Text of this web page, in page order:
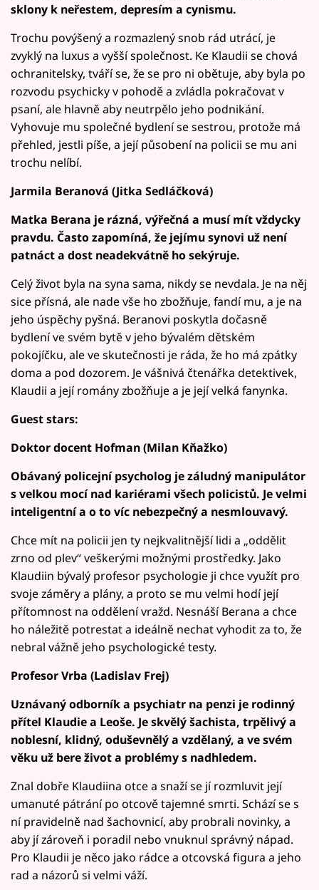
sklony k neřestem, depresím a cynismu.
Trochu povýšený a rozmazlený snob rád utrácí, je
zvyklý na luxus a vyšší společnost. Ke Klaudii se chová
ochranitelsky, tváří se, že se pro ni obětuje, aby byla po
rozvodu psychicky v pohodě a zvládla pokračovat v
psaní, ale hlavně aby neutrpělo jeho podnikání.
Vyhovuje mu společné bydlení se sestrou, protože má
přehled, jestli píše, a její působení na policii se mu ani
trochu nelíbí.
Jarmila Beranová (Jitka Sedláčková)
Matka Berana je rázná, výřečná a musí mít vždycky
pravdu. Často zapomíná, že jejímu synovi už není
patnáct a dost neadekvátně ho sekýruje.
Celý život byla na syna sama, nikdy se nevdala. Je na něj
sice přísná, ale nade vše ho zbožňuje, fandí mu, a je na
jeho úspěchy pyšná. Beranovi poskytla dočasně
bydlení ve svém bytě v jeho bývalém dětském
pokojíčku, ale ve skutečnosti je ráda, že ho má zpátky
doma a pod dozorem. Je vášnivá čtenářka detektivek,
Klaudii a její romány zbožňuje a je její velká fanynka.
Guest stars:
Doktor docent Hofman (Milan Kňažko)
Obávaný policejní psycholog je záludný manipulátor
s velkou mocí nad kariérami všech policistů. Je velmi
inteligentní a o to víc nebezpečný a nesmlouvavý.
Chce mít na policii jen ty nejkvalitnější lidi a „oddělit
zrno od plev“ veškerými možnými prostředky. Jako
Klaudiin bývalý profesor psychologie ji chce využít pro
svoje záměry a plány, a proto se mu velmi hodí její
přítomnost na oddělení vražd. Nesnáší Berana a chce
ho náležitě potrestat a ideálně nechat vyhodit za to, že
nebral vážně jeho psychologické testy.
Profesor Vrba (Ladislav Frej)
Uznávaný odborník a psychiatr na penzi je rodinný
přítel Klaudie a Leoše. Je skvělý šachista, trpělivý a
noblesní, klidný, oduševnělý a vzdělaný, a ve svém
věku už bere život a problémy s nadhledem.
Znal dobře Klaudiina otce a snaží se jí rozmluvit její
umanuté pátrání po otcově tajemné smrti. Schází se s
ní pravidelně nad šachovnicí, aby probrali novinky, a
aby jí zároveň i poradil nebo vnuknul správný nápad.
Pro Klaudii je něco jako rádce a otcovská figura a jeho
rad a názorů si velmi váží.